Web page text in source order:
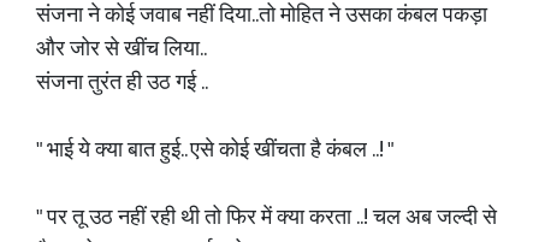
संजना ने कोई जवाब नहीं दिया..तो मोहित ने उसका कंबल पकड़ा
और जोर से खींच लिया..
संजना तुरंत ही उठ गई ..
" भाई ये क्या बात हुई.. एसे कोई खींचता है कंबल ..! "
" पर तू उठ नहीं रही थी तो फिर में क्या करता ..! चल अब जल्दी से